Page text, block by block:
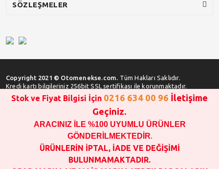
SÖZLEŞMELER
Copyright 2021 © Otomenekse.com. Tüm Hakları Saklıdır.
Kredi kartı bilgileriniz 256bit SSL sertifikası ile korunmaktadır.
SATIN ALMA İŞLEMİ YAPMADAN ÖNCE
STOK VE FİYAT BİLGİSİ ALINIZ !!!
1000 TL VE ÜSTÜ SİPARİŞ VERİLEBİLİR!!!
OPAR MARKA VE MAİS MARKA YEDEK PARÇALARIN
GARANTİSİ YOKTUR!!!!!!!!!!!
Stok ve Fiyat Bilgisi İçin 0216 634 00 96 İletişime
Geçiniz.
ARACINIZ İLE %100 UYUMLU ÜRÜNLER
GÖNDERİLMEKTEDİR.
ÜRÜNLERİN İPTAL, İADE VE DEĞİŞİMİ
BULUNMAMAKTADIR.